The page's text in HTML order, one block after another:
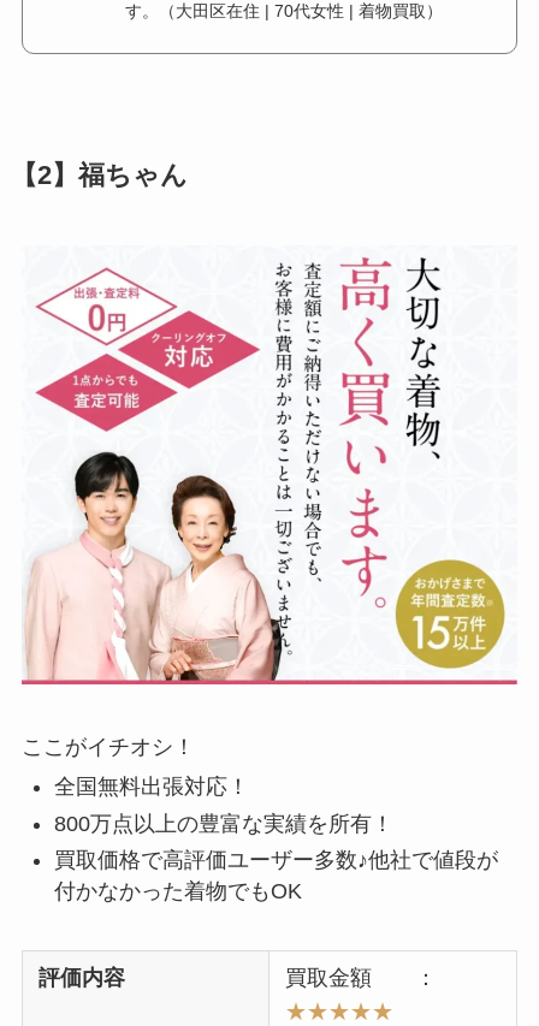
す。（大田区在住 | 70代女性 | 着物買取）
【2】福ちゃん
ここがイチオシ！
全国無料出張対応！
800万点以上の豊富な実績を所有！
買取価格で高評価ユーザー多数♪他社で値段が
付かなかった着物でもOK
評価内容
買取金額 ：
★★★★★